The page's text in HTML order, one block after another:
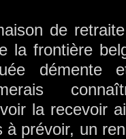
de
la frontière
démente
la recevoir
prévoir, un